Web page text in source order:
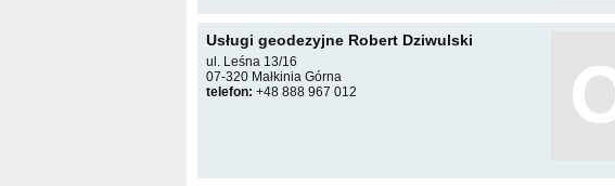
Usługi geodezyjne Robert Dziwulski
ul. Leśna 13/16
07-320 Małkinia Górna
telefon: +48 888 967 012